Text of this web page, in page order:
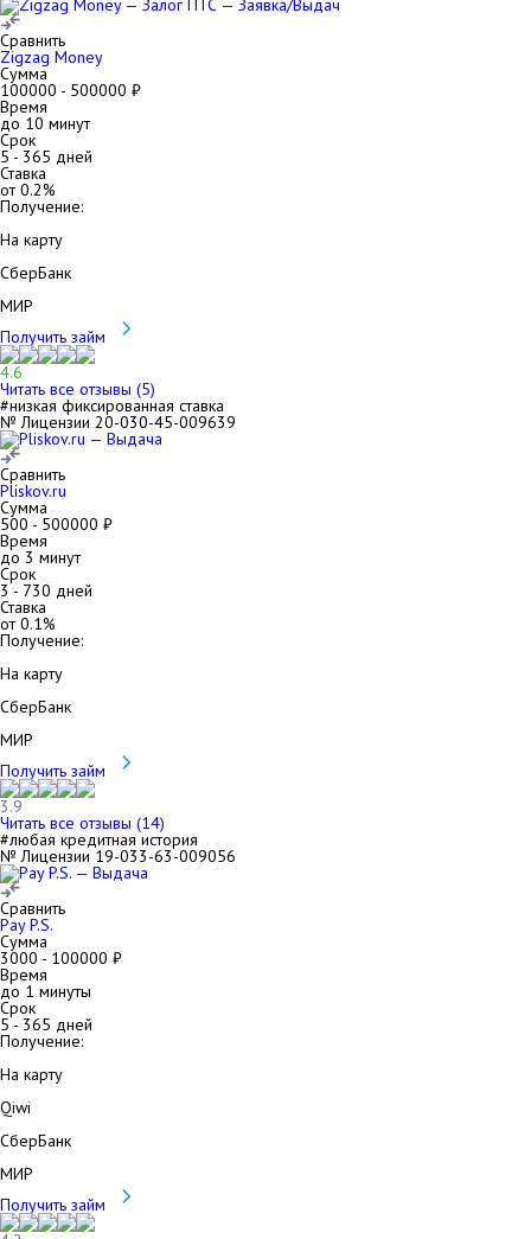
Сравнить
Zigzag Money
Сумма
100000 - 500000 ₽
Время
до 10 минут
Срок
5- 365 дней
Ставка
от0.2%
Получение:
На карту
СберБанк
МИР
Получить займ
4.6
Читать все отзывы (5)
#низкая фиксированная ставка
№ Лицензии 20-030-45-009639
Сравнить
Pliskov.ru
Сумма
500 - 500000 ₽
Время
до 3 минут
Срок
3- 730 дней
Ставка
от0.1%
Получение:
На карту
СберБанк
МИР
Получить займ
3.9
Читать все отзывы (14)
#любая кредитная история
№ Лицензии 19-033-63-009056
Сравнить
Pay P.S.
Сумма
3000 - 100000 ₽
Время
до 1 минуты
Срок
5- 365 дней
Получение:
На карту
Qiwi
СберБанк
МИР
Получить займ